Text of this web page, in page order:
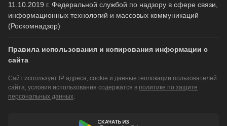
11.10.2019 г. Федеральной службой по надзору в сфере связи,
информационных технологий и массовых коммуникаций
(Роскомнадзор)
Правила использования и копирования информации с
сайта
Сайт использует IP адреса, cookie и данные геолокации пользователей
сайта, условия использования содержатся в политике по защите
персональных данных.